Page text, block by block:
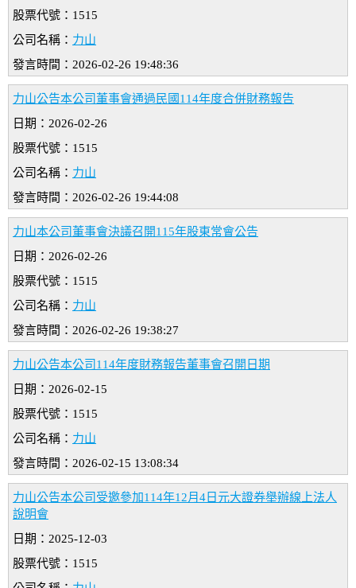
股票代號：1515
公司名稱： 力山
發言時間：2026-02-26 19:48:36
力山公告本公司董事會通過民國114年度合併財務報告
日期：2026-02-26
股票代號：1515
公司名稱： 力山
發言時間：2026-02-26 19:44:08
力山本公司董事會決議召開115年股東常會公告
日期：2026-02-26
股票代號：1515
公司名稱： 力山
發言時間：2026-02-26 19:38:27
力山公告本公司114年度財務報告董事會召開日期
日期：2026-02-15
股票代號：1515
公司名稱： 力山
發言時間：2026-02-15 13:08:34
力山公告本公司受邀參加114年12月4日元大證券舉辦線上法人
說明會
日期：2025-12-03
股票代號：1515